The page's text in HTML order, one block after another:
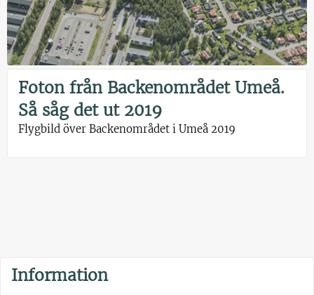
Foton från Backenområdet Umeå.
Så såg det ut 2019
Flygbild över Backenområdet i Umeå 2019
Information